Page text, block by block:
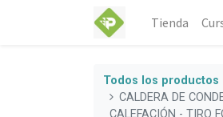
Tienda
Todos los productos
CALDERA DE
CALEFACIÓN - TIRO